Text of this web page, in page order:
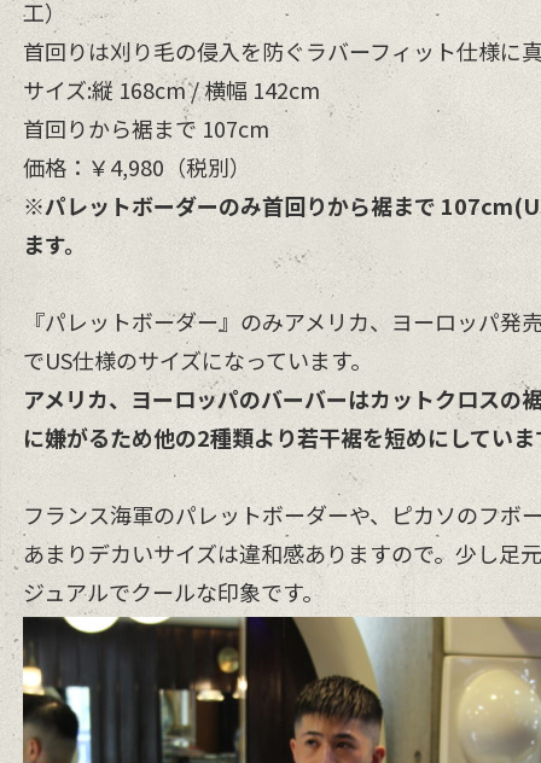
工）
首回りは刈り毛の侵入を防ぐラバーフィット仕様に
サイズ:縦 168cm / 横幅 142cm
首回りから裾まで 107cm
価格：￥4,980（税別）
※パレットボーダーのみ首回りから裾まで
ます。
『パレットボーダー』のみアメリカ、ヨーロッパ発
でUS仕様のサイズになっています。
アメリカ、ヨーロッパのバーバーはカットクロスの
に嫌がるため他の2種類より若干裾を短めにしていま
フランス海軍のパレットボーダーや、ピカソのフボ
あまりデカいサイズは違和感ありますので。少し足
ジュアルでクールな印象です。